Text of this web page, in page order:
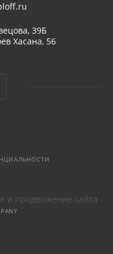
39Б
Хасана, 56
и продвижение сайта -